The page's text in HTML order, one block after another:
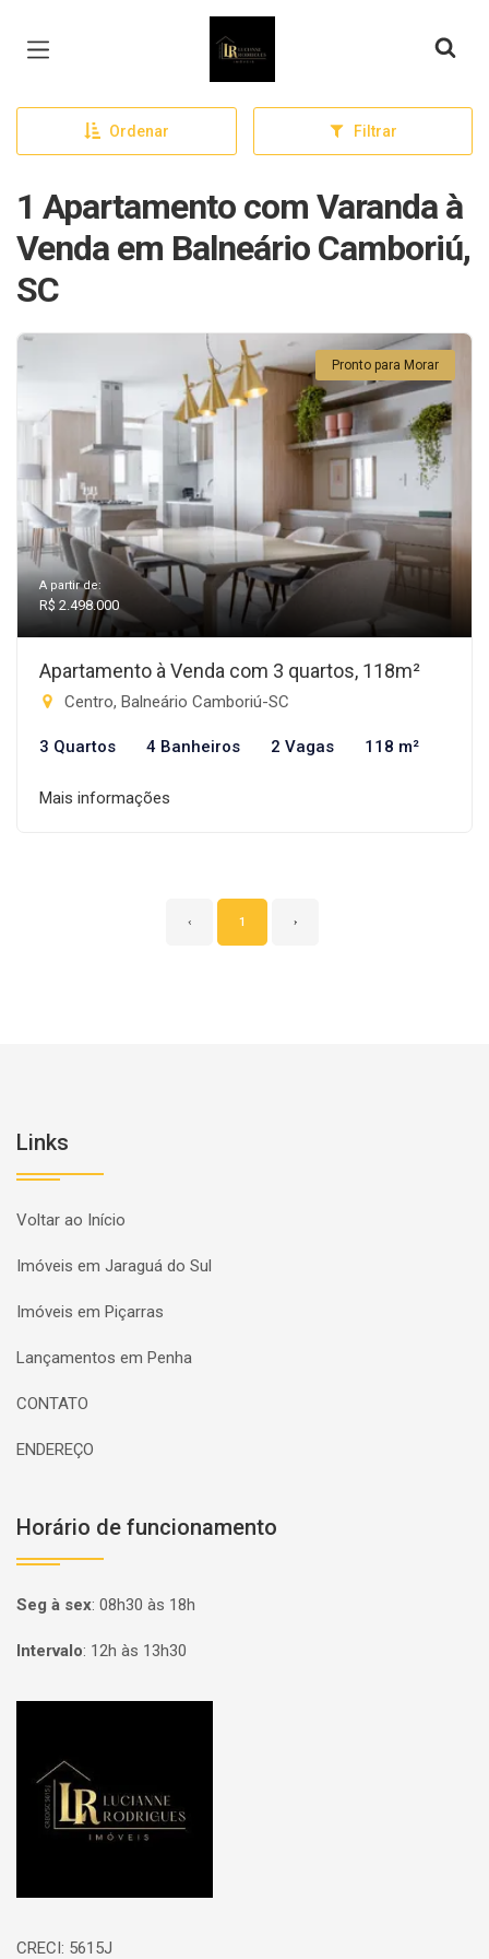
Página inicial
Ordenar Filtrar
1 Apartamento com Varanda à
Venda em Balneário Camboriú,
SC
Pronto para Morar
A partir de:
R$ 2.498.000
Apartamento à Venda com 3 quartos, 118m²
Centro, Balneário Camboriú-SC
3 Quartos 4 Banheiros 2 Vagas 118 m²
Mais informações
‹ 1 ›
Links
Voltar ao Início
Imóveis em Jaraguá do Sul
Imóveis em Piçarras
Lançamentos em Penha
CONTATO
ENDEREÇO
Horário de funcionamento
Seg à sex: 08h30 às 18h
Intervalo: 12h às 13h30
CRECI: 5615J